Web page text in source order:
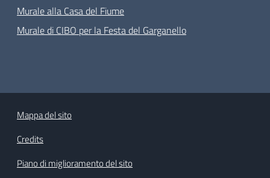
Murale alla Casa del Fiume
Murale di CIBO per la Festa del Garganello
Mappa del sito
Credits
Piano di miglioramento del sito